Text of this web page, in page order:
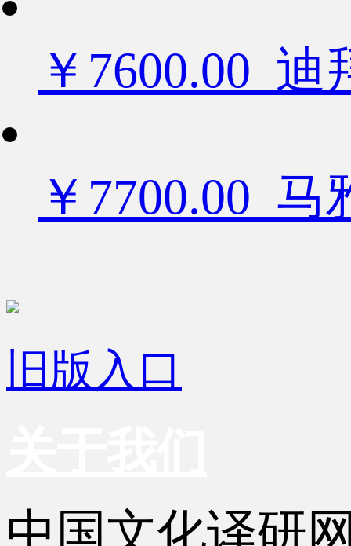
￥7600.00
￥7700.00 马
旧版入口
中国文化译研